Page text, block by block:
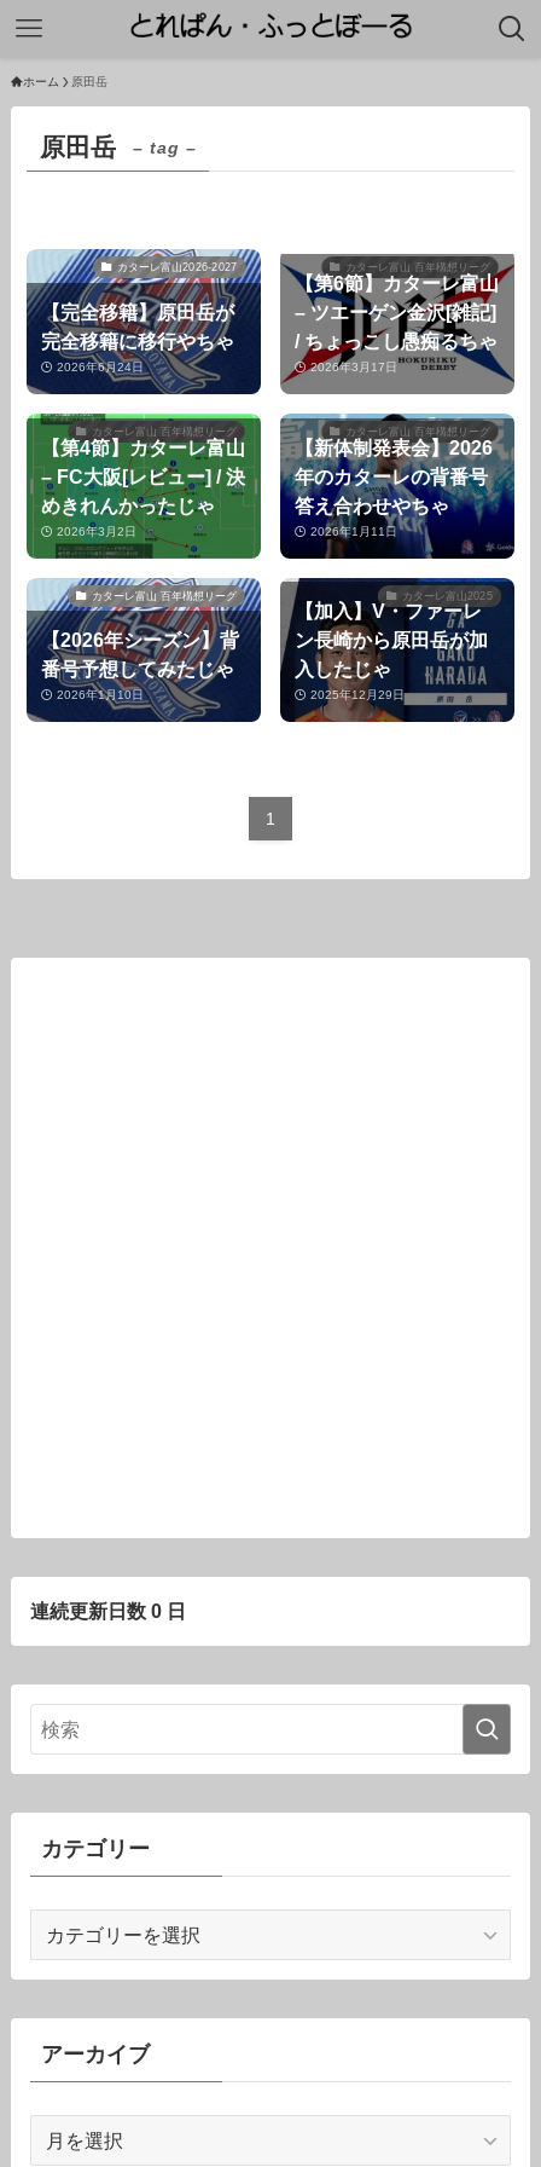
ホーム 原田岳
原田岳 – tag –
カターレ富山2026-2027
【完全移籍】原田岳が
完全移籍に移行やちゃ
2026年6月24日
カターレ富山 百年構想リーグ
【第6節】カターレ富山
– ツエーゲン金沢[雑記]
/ ちょっこし愚痴るちゃ
2026年3月17日
カターレ富山 百年構想リーグ
【第4節】カターレ富山
– FC大阪[レビュー] / 決
めきれんかったじゃ
2026年3月2日
カターレ富山 百年構想リーグ
【新体制発表会】2026
年のカターレの背番号
答え合わせやちゃ
2026年1月11日
カターレ富山 百年構想リーグ
【2026年シーズン】背
番号予想してみたじゃ
2026年1月10日
カターレ富山2025
【加入】V・ファーレ
ン長崎から原田岳が加
入したじゃ
2025年12月29日
1
連続更新日数 0 日
カテゴリー
ゴ
リ
ーアーカイブ